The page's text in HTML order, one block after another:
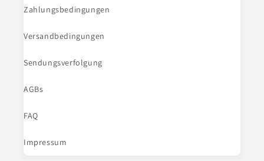
Zahlungsbedingungen
Versandbedingungen
Sendungsverfolgung
AGBs
FAQ
Impressum